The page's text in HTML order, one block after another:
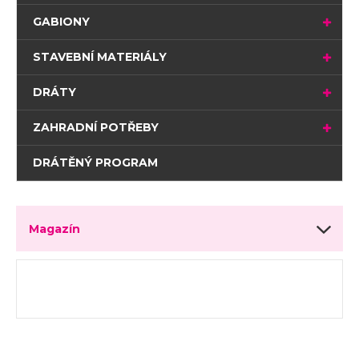
GABIONY
STAVEBNÍ MATERIÁLY
DRÁTY
ZAHRADNÍ POTŘEBY
DRÁTĚNÝ PROGRAM
Magazín